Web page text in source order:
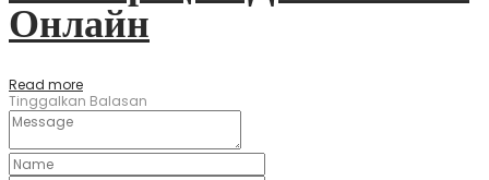
Онлайн
Read more
Tinggalkan Balasan